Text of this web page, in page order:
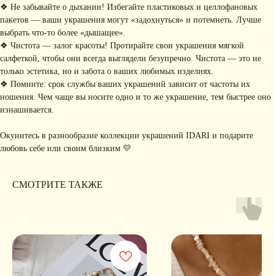
❖ Не забывайте о дыхании! Избегайте пластиковых и целлофановых
пакетов — ваши украшения могут «задохнуться» и потемнеть. Лучше
выбрать что-то более «дышащее».
❖ Чистота — залог красоты! Протирайте свои украшения мягкой
салфеткой, чтобы они всегда выглядели безупречно. Чистота — это не
только эстетика, но и забота о ваших любимых изделиях.
❖ Помните: срок службы ваших украшений зависит от частоты их
ношения. Чем чаще вы носите одно и то же украшение, тем быстрее оно
изнашивается.
Окунитесь в разнообразие коллекции украшений IDARI и подарите
любовь себе или своим близким 💛
СМОТРИТЕ ТАКЖЕ
Сайт разработан
Digital-Step
ПОДПИШИТЕСЬ НА
РАССЫЛКУ
Я соглашаюсь с обработкой персональных данных в соответствии сполитикой
подписаться
ОГРН 324547600025580
ИНН 540405944704
Рассказываем о новых
коллекциях, акциях и трендах